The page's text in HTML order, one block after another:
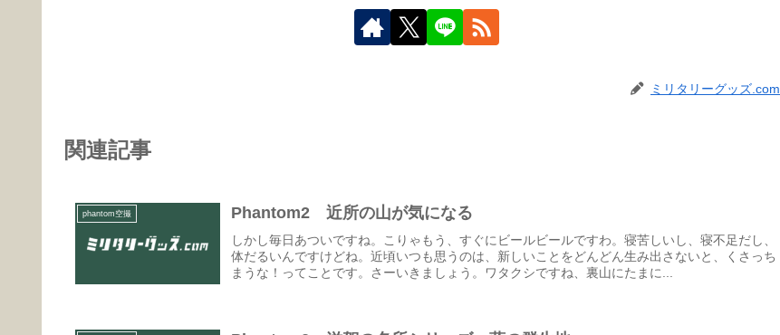
ミリタリーグッズ.com
関連記事
phantom空撮 Phantom2 近所の山が気になる
しかし毎日あついですね。こりゃもう、すぐにビールビールですわ。寝苦しいし、寝不足だし、
体だるいんですけどね。近頃いつも思うのは、新しいことをどんどん生み出さないと、くさっち
まうな！ってことです。さーいきましょう。ワタクシですね、裏山にたまに...